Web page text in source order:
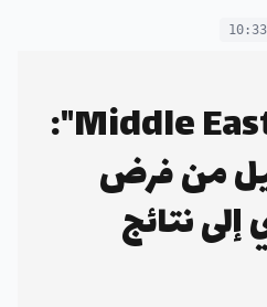
10:33
تقرير لـ"Middle East Eye":
من فرض
إلى نتائج